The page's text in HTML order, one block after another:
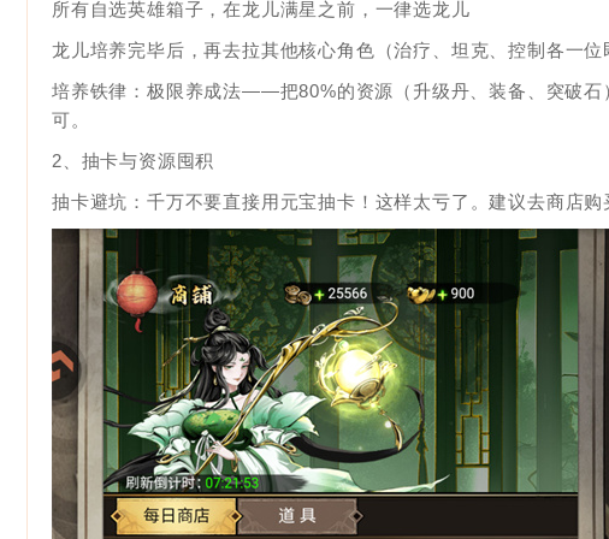
所有自选英雄箱子，在龙儿满星之前，一律选龙儿
龙儿培养完毕后，再去拉其他核心角色（治疗、坦克、控制各一位
培养铁律：极限养成法——把80%的资源（升级丹、装备、突破
可。
2、抽卡与资源囤积
抽卡避坑：千万不要直接用元宝抽卡！这样太亏了。建议去商店购